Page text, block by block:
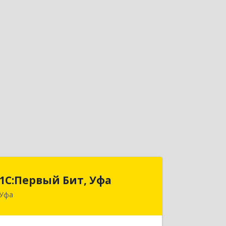
1С:Первый Бит, Уфа
1С:Первый Бит, Уфа